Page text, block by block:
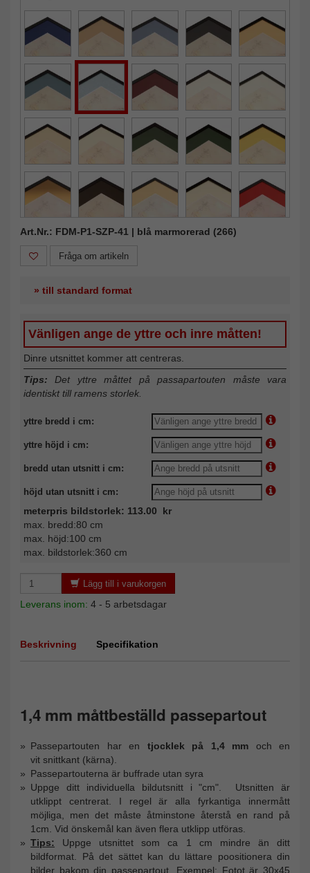
Art.Nr.: FDM-P1-SZP-41 | blå marmorerad (266)
Fråga om artikeln
» till standard format
Vänligen ange de yttre och inre måtten!
Dinre utsnittet kommer att centreras.
Tips: Det yttre måttet på passapartouten måste vara
identiskt till ramens storlek.
yttre bredd i cm:
yttre höjd i cm:
bredd utan utsnitt i cm:
höjd utan utsnitt i cm:
meterpris bildstorlek: 113.00 kr
max. bredd:80 cm
max. höjd:100 cm
max. bildstorlek:360 cm
Lägg till i varukorgen
Leverans inom: 4 - 5 arbetsdagar
Beskrivning Specifikation
1,4 mm måttbeställd passepartout
Passepartouten har en tjocklek på 1,4 mm och en
vit snittkant (kärna).
Passepartouterna är buffrade utan syra
Uppge ditt individuella bildutsnitt i "cm". Utsnitten är
utklippt centrerat. I regel är alla fyrkantiga innermått
möjliga, men det måste åtminstone återstå en rand på
1cm. Vid önskemål kan även flera utklipp utföras.
Tips:
Uppge utsnittet som ca 1 cm mindre än ditt
bildformat. På det sättet kan du lättare poositionera din
bilder bakom din passepartout. Exempel: Fotot är 30x45